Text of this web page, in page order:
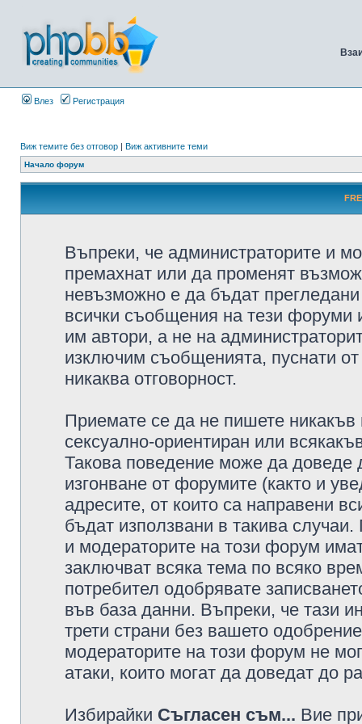
Влез Регистрация
Виж темите без отговор | Виж активните теми
Начало форум
Въпреки, че администраторите и
премахнат или да променят
невъзможно е да бъдат
всички съобщения на тези форуми
им автори, а не на
изключим съобщенията, пуснати
никаква отговорност.
Приемате се да не пишете никакъв
сексуално-ориентиран или
Такова поведение може да доведе
изгонване от форумите (както и
адресите, от които са направени
бъдат използвани в такива
и модераторите на този форум
заключват всяка тема по всяко
потребител одобрявате
във база данни. Въпреки, че тази
трети страни без вашето
модераторите на този форум не
атаки, които могат да доведат до
Избирайки Съгласен съм... Вие